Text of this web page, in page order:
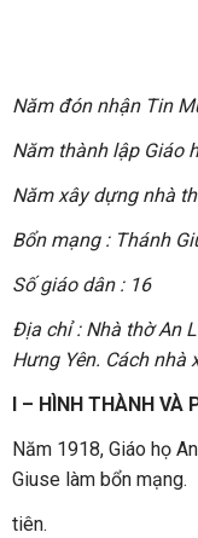
Năm đón nhận Tin
Năm thành lập Giáo
Năm xây dựng nhà
Bổn mạng : Thánh
Số giáo dân : 16
Địa chỉ : Nhà thờ An
Hưng Yên. Cách
I – HÌNH THÀNH VÀ
Năm 1918, Giáo họ
Giuse làm bổn mạng.
tiên.